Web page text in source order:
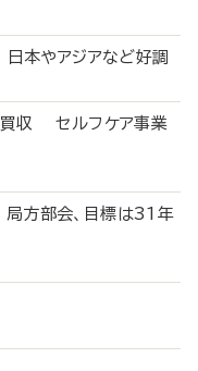
日本やアジアなど好調
買収 セルフケア事業
方部会、目標は31年